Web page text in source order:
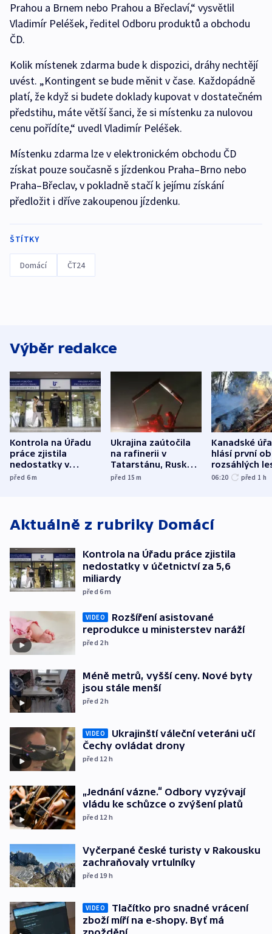
Prahou a Brnem nebo Prahou a Břeclaví,“ vysvětlil
Vladimír Peléšek, ředitel Odboru produktů a obchodu
ČD.
Kolik místenek zdarma bude k dispozici, dráhy nechtějí
uvést. „Kontingent se bude měnit v čase. Každopádně
platí, že když si budete doklady kupovat v dostatečném
předstihu, máte větší šanci, že si místenku za nulovou
cenu pořídíte,“ uvedl Vladimír Peléšek.
Místenku zdarma lze v elektronickém obchodu ČD
získat pouze současně s jízdenkou Praha–Brno nebo
Praha–Břeclav, v pokladně stačí k jejímu získání
předložit i dříve zakoupenou jízdenku.
ŠTÍTKY
Domácí ČT24
Výběr redakce
Kontrola na Úřadu
práce zjistila
nedostatky v
účetnictví za 5,6
před 6m
Ukrajina zaútočila
na rafinerii v
Tatarstánu, Rusko
bombardovalo
před 15m
Kanadské
hlásí první
rozsáhlých
požárů
06:20 před 1 h
Aktuálně z rubriky Domácí
Kontrola na Úřadu práce zjistila
nedostatky v účetnictví za 5,6
miliardy
před 6m
VIDEO
Rozšíření asistované
reprodukce u ministerstev naráží
před 2h
Méně metrů, vyšší ceny. Nové byty
jsou stále menší
před 2h
VIDEO
Ukrajinští váleční veteráni učí
Čechy ovládat drony
před 12 h
„Jednání vázne.“ Odbory vyzývají
vládu ke schůzce o zvýšení platů
před 12 h
Vyčerpané české turisty v Rakousku
zachraňovaly vrtulníky
před 19 h
VIDEO
Tlačítko pro snadné vrácení
zboží míří na e-shopy. Byť má